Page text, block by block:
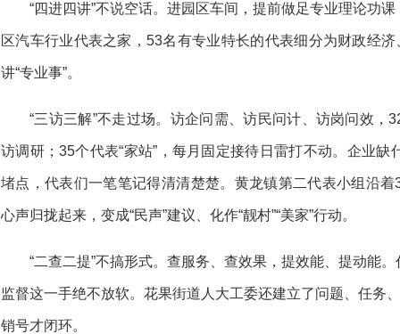
“四进四讲”不说空话。进园区车间，提前做足专业理论功
区汽车行业代表之家，53名有专业特长的代表细分为财政经
讲“专业事”。
“三访三解”不走过场。访企问需、访民问计、访岗问效
访调研；35个代表“家站”，每月固定接待日雷打不动。企业
堵点，代表们一笔笔记得清清楚楚。黄龙镇第二代表小组沿
心声归拢起来，变成“民声”建议、化作“靓村”“美家”行动。
“二查二提”不搞形式。查服务、查效果，提效能、提动能
监督这一手绝不放软。花果街道人大工委还建立了问题、任务
销号才闭环。